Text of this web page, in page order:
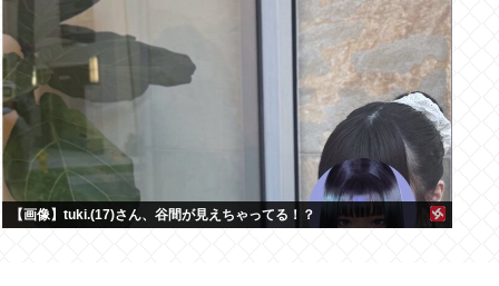
【画像】tuki.(17)さん、谷間が見えちゃってる！？